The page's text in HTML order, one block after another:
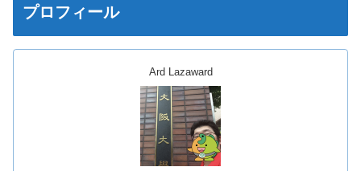
プロフィール
Ard Lazaward